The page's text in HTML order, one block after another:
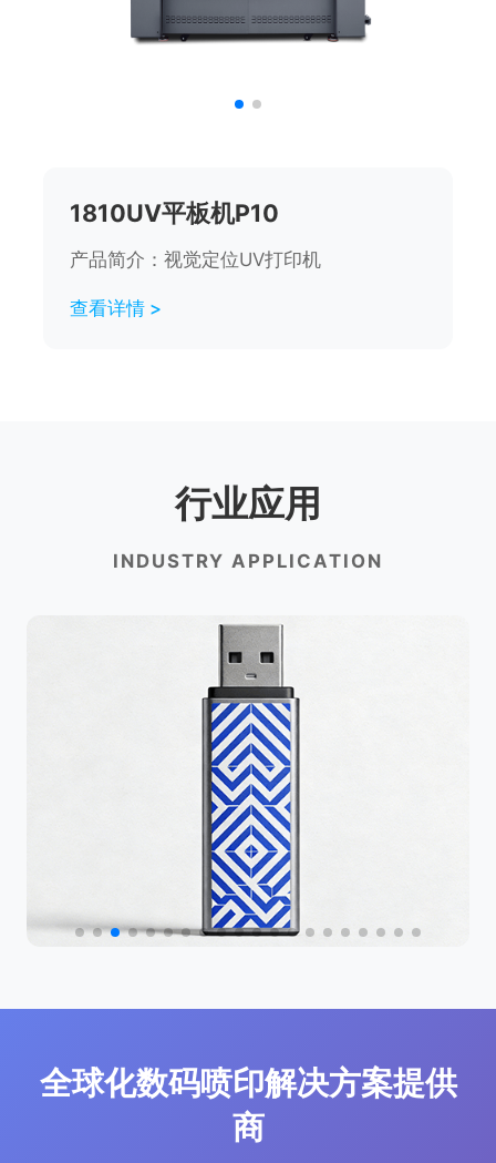
1810UV平板机P10
产品简介：视觉定位UV打印机
查看详情 >
行业应用
INDUSTRY APPLICATION
全球化数码喷印解决方案提供
商